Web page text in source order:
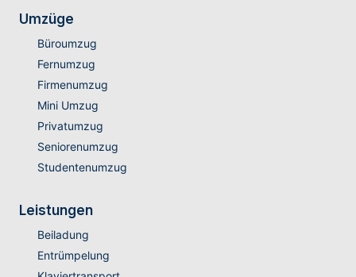
Umzüge
Büroumzug
Fernumzug
Firmenumzug
Mini Umzug
Privatumzug
Seniorenumzug
Studentenumzug
Leistungen
Beiladung
Entrümpelung